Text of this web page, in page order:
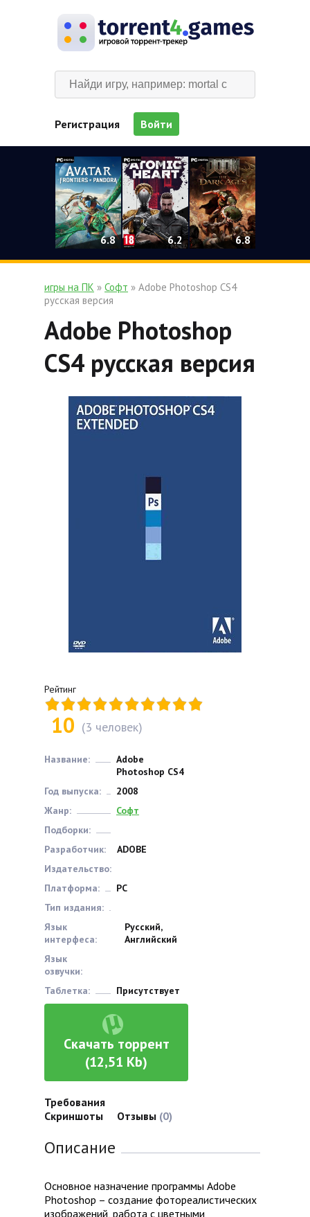
Регистрация Войти
6.8 6.2 6.8
игры на ПК » Софт » Adobe Photoshop CS4
русская версия
Adobe Photoshop
CS4 русская версия
Рейтинг
10 (3 человек)
Название:
Adobe
Photoshop CS4
Год выпуска:
2008
Жанр:
Софт
Подборки:
Разработчик:
ADOBE
Издательство:
Платформа:
РС
Тип издания:
Язык
интерфеса:
Русский,
Английский
Язык
озвучки:
Таблетка:
Присутствует
Скачать торрент
(12,51 Kb)
Требования
Скриншоты
Отзывы (0)
Описание
Основное назначение программы Adobe
Photoshop – создание фотореалистических
изображений, работа с цветными